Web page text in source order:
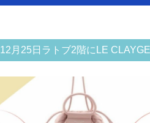
12月25日ラトブ2階にLE